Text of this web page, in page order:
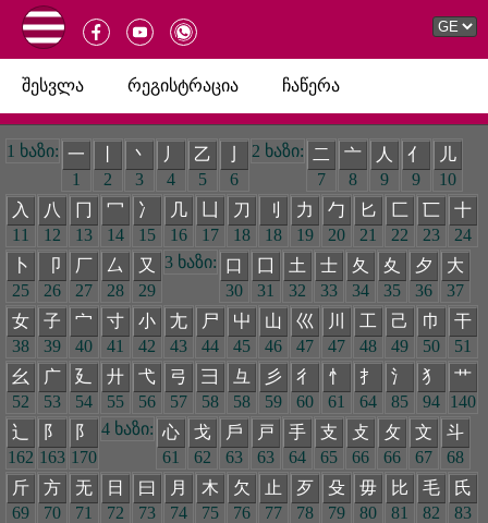
შესვლა რეგისტრაცია ჩაწერა
1 ხაზი: 一
1
2
丶
3
丿
4
乙
5
6
2 ხაზი:
二
7
亠
8
人
9
亻
9
儿
10
入
11
八
12
冂
13
冖
14
冫
15
几
16
17
刀
18
刂
18
力
19
勹
20
匕
21
匚
22
匸
23
十
24
卜
25
卩
26
厂
27
厶
28
又
29
3 ხაზი: 口
30
囗
31
土
32
士
33
夂
34
夊
35
夕
36
大
37
女
38
子
39
宀
40
寸
41
小
42
尢
43
尸
44
屮
45
山
46
巛
47
川
47
工
48
己
49
巾
50
干
51
幺
52
广
53
廴
54
廾
55
弋
56
弓
57
彐
58
彑
58
彡
59
彳
60
忄
61
扌
64
氵
85
犭
94
艹
140
辶
162
阝
163
阝
170
4 ხაზი: 心
61
戈
62
戶
63
戸
63
手
64
支
65
攴
66
攵
66
文
67
斗
68
斤
69
方
70
无
71
日
72
曰
73
月
74
木
75
欠
76
止
77
歹
78
殳
79
毋
80
比
81
毛
82
氏
83